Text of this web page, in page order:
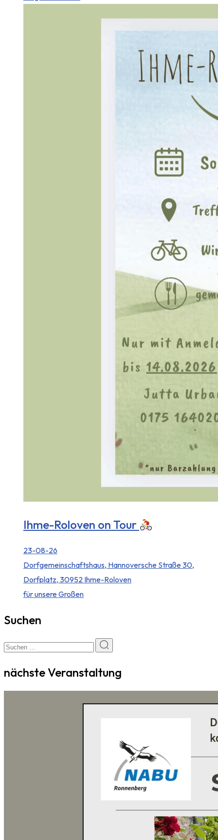
Ihme-Roloven on Tour
23-08-26
Dorfgemeinschaftshaus, Hannoversche Straße 30,
Dorfplatz, 30952 Ihme-Roloven
für unsere Großen
Suchen
nächste Veranstaltung